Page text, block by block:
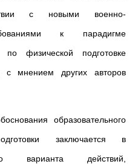
с новыми военно-
к парадигме
по физической подготовке
с мнением других авторов
образовательного
заключается в
варианта действий,